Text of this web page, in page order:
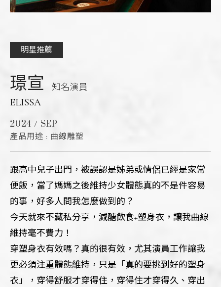
明星推薦
璟宣 知名演員
ELISSA
2024 / SEP
產品用途 : 曲線雕塑
跟高中兒子出門，被誤認是姊弟或情侶已經是家常
便飯，當了媽媽之後維持少女體態真的不是件容易
的事，好多人問我怎麼做到的？
今天就來不藏私分享，減醣飲食+塑身衣，讓我曲線
維持毫不費力！
穿塑身衣有效嗎？真的很有效，尤其演員工作讓我
更必須注重體態維持，只是「真的要挑到好的塑身
衣」，穿得舒服才穿得住，穿得住才穿得久、穿出